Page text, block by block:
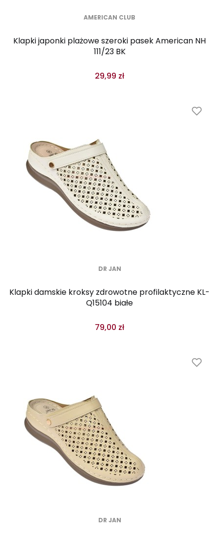
AMERICAN CLUB
Klapki japonki plażowe szeroki pasek American NH
111/23 BK
29,99 zł
DR JAN
Klapki damskie kroksy zdrowotne profilaktyczne KL-
Q15104 białe
79,00 zł
DR JAN